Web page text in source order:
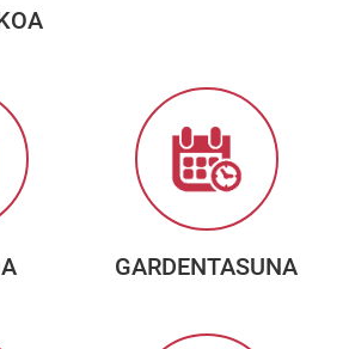
GARDENTASUNA